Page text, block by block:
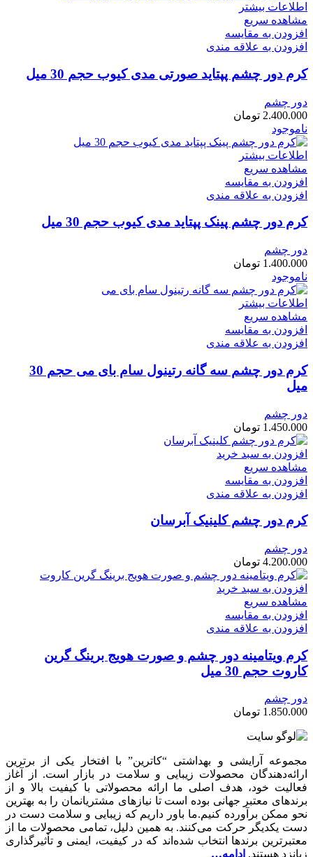
اطلاعات بیشتر
مشاهده سریع
افزودن به مقایسه
افزودن به علاقه مندی
کرم دور چشم پپتاید صورتی مدی کیوب حجم 30 میل
دور چشم
2.400.000 تومان
ناموجود
اطلاعات بیشتر
مشاهده سریع
افزودن به مقایسه
افزودن به علاقه مندی
کرم دور چشم پینک پپتاید مدی کیوب حجم 30 میل
دور چشم
1.400.000 تومان
ناموجود
اطلاعات بیشتر
مشاهده سریع
افزودن به مقایسه
افزودن به علاقه مندی
کرم دور چشم سه گانه رتینول سام بای می حجم 30
میل
دور چشم
1.450.000 تومان
افزودن به سبد خرید
مشاهده سریع
افزودن به مقایسه
افزودن به علاقه مندی
کرم دور چشم کلینیک آبرسان
دور چشم
4.200.000 تومان
افزودن به سبد خرید
مشاهده سریع
افزودن به مقایسه
افزودن به علاقه مندی
کرم ویتامینه دور چشم و صورت هویج برینگ گرین
کاروت حجم 30 میل
دور چشم
1.850.000 تومان
مجموعه آرایشی و بهداشتی “کاترین” با افتخار یکی از برترین
ارائه‌دهندگان محصولات زیبایی و سلامت در بازار است. از آغاز
فعالیت خود، هدف اصلی ما ارائه محصولاتی با کیفیت بالا و از
برندهای معتبر جهانی بوده است تا نیازهای مشتریانمان را به بهترین
نحو ممکن برآورده کنیم.ما باور داریم که زیبایی و سلامت دست در
دست یکدیگر حرکت می‌کنند. به همین دلیل، تمامی محصولات ما از
معتبرترین برندها انتخاب شده‌اند که در کیفیت، ایمنی و تأثیرگذاری
زبانزد هستند. ادامه…